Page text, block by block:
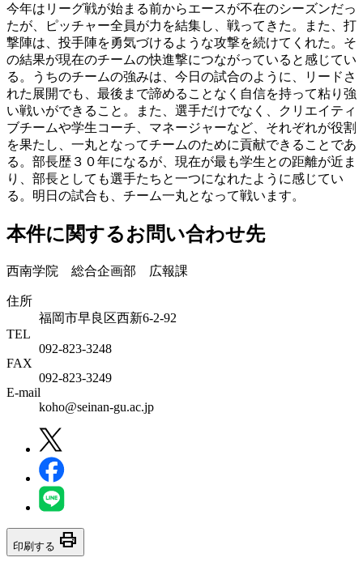
今年はリーグ戦が始まる前からエースが不在のシーズンだっ
たが、ピッチャー全員が力を結集し、戦ってきた。また、打
撃陣は、投手陣を勇気づけるような攻撃を続けてくれた。そ
の結果が現在のチームの快進撃につながっていると感じてい
る。うちのチームの強みは、今日の試合のように、リードさ
れた展開でも、最後まで諦めることなく自信を持って粘り強
い戦いができること。また、選手だけでなく、クリエイティ
ブチームや学生コーチ、マネージャーなど、それぞれが役割
を果たし、一丸となってチームのために貢献できることであ
る。部長歴３０年になるが、現在が最も学生との距離が近ま
り、部長としても選手たちと一つになれたように感じてい
る。明日の試合も、チーム一丸となって戦います。
本件に関するお問い合わせ先
西南学院 総合企画部 広報課
住所
福岡市早良区西新6-2-92
TEL
092-823-3248
FAX
092-823-3249
E-mail
koho@seinan-gu.ac.jp
印刷する print